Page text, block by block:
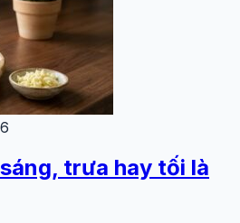
trưa hay tối là